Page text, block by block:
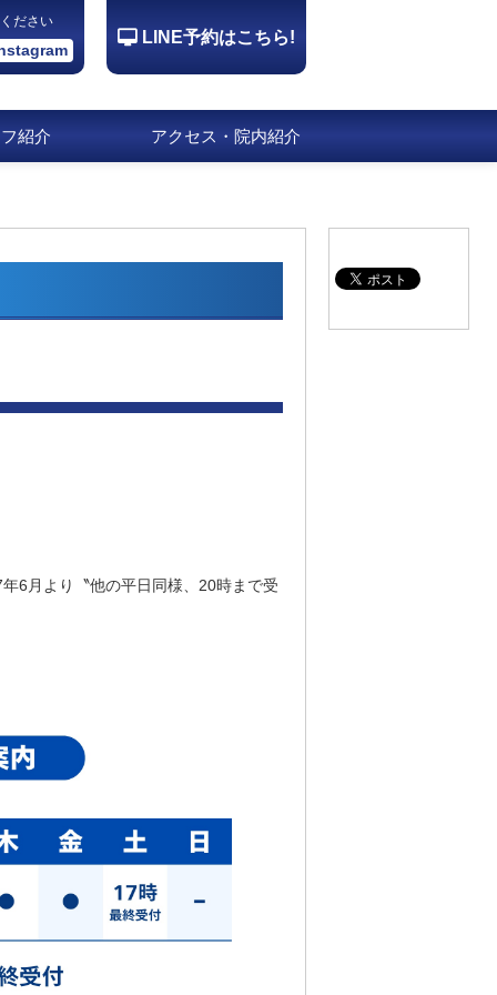
ださい
LINE予約はこちら!
紹介 アクセス・院内紹介
6月より〝他の平日同様、20時まで受